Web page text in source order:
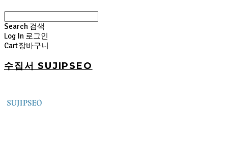
Search 검색
Log In 로그인
Cart장바구니
수집서 SUJIPSEO